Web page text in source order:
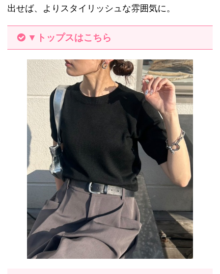
出せば、よりスタイリッシュな雰囲気に。
▼トップスはこちら